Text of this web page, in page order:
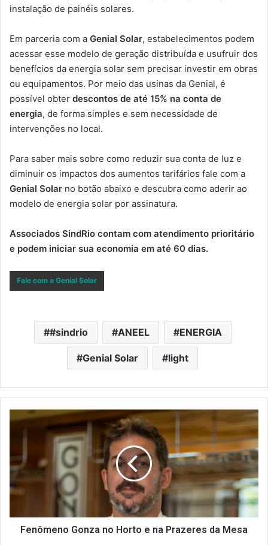
instalação de painéis solares.
Em parceria com a Genial Solar, estabelecimentos podem
acessar esse modelo de geração distribuída e usufruir dos
benefícios da energia solar sem precisar investir em obras
ou equipamentos. Por meio das usinas da Genial, é
possível obter descontos de até 15% na conta de
energia, de forma simples e sem necessidade de
intervenções no local.
Para saber mais sobre como reduzir sua conta de luz e
diminuir os impactos dos aumentos tarifários fale com a
Genial Solar no botão abaixo e descubra como aderir ao
modelo de energia solar por assinatura.
Associados SindRio contam com atendimento prioritário
e podem iniciar sua economia em até 60 dias.
Fale com a Genial Solar
#sindrio ANEEL ENERGIA
Genial Solar light
Fenômeno
e
na
Prazeres
Mesa
Fenômeno Gonza no Horto e na Prazeres da Mesa